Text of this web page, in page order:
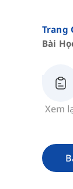
Trang
Bài
Xem